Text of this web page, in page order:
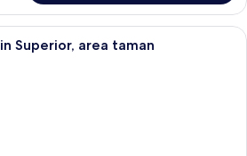
Kamar Double atau Twin Superior,
Superior, area taman